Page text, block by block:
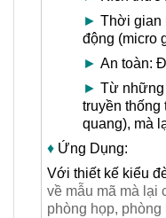
► Thời gian
động (micro
► An toàn:
► Từ những
truyền thống
quang), mà
♦ Ứng Dụng:
Với thiết kế kiểu
về mẫu mã mà lại
phòng họp,